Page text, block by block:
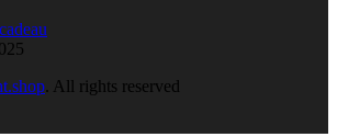
. All rights reserved